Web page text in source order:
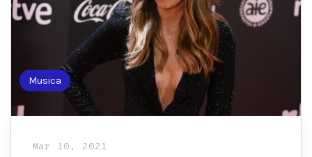
Musica
Mar 10, 2021